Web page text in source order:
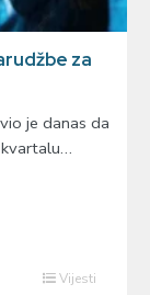
za
je danas da
Vijesti